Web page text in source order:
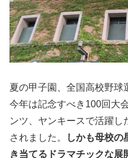
夏の甲子園、全国高校野球
今年は記念すべき100回大
ンツ、ヤンキースで活躍し
されました。
しかも母校の
き当てるドラマチックな展